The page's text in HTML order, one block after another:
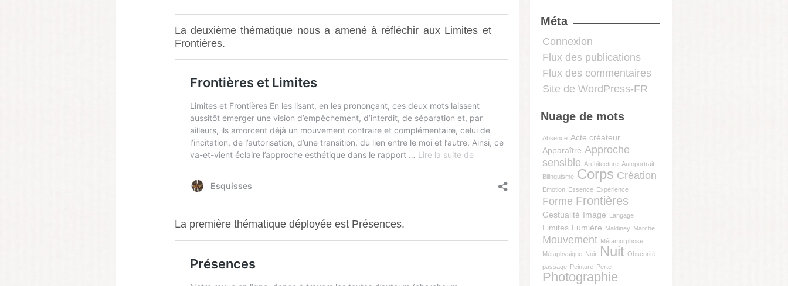
La deuxième thématique nous a amené à réfléchir aux Limites et
Frontières.
La première thématique déployée est Présences.
Méta
Connexion
Flux des publications
Flux des commentaires
Site de WordPress-FR
Nuage de mots
Absence Acte créateur
Apparaître Approche
sensible Architecture Autoportrait
Bilinguisme Corps Création
Emotion Essence Expérience
Forme Frontières
Gestualité Image Langage
Limites Lumière Maldiney Marche
Mouvement Métamorphose
Métaphysique Noir Nuit Obscurité
passage Peinture Perte
Photographie